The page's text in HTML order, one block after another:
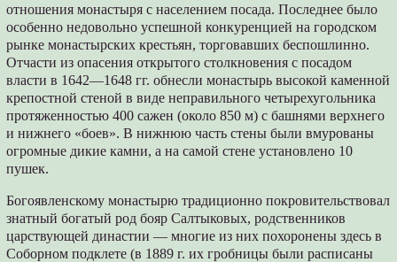
отношения монастыря с населением посада. Последнее было
особенно недовольно успешной конкуренцией на городском
рынке монастырских крестьян, торговавших беспошлинно.
Отчасти из опасения открытого столкновения с посадом
власти в 1642—1648 гг. обнесли монастырь высокой каменной
крепостной стеной в виде неправильного четырехугольника
протяженностью 400 сажен (около 850 м) с башнями верхнего
и нижнего «боев». В нижнюю часть стены были вмурованы
огромные дикие камни, а на самой стене установлено 10
пушек.
Богоявленскому монастырю традиционно покровительствовал
знатный богатый род бояр Салтыковых, родственников
царствующей династии — многие из них похоронены здесь в
Соборном подклете (в 1889 г. их гробницы были расписаны